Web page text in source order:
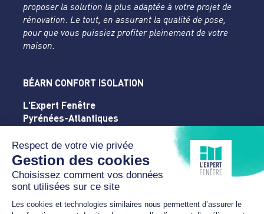
proposer la solution la plus adaptée à votre projet de
rénovation. Le tout, en assurant la qualité de pose,
pour que vous puissiez profiter pleinement de votre
maison.
BÉARN CONFORT ISOLATION
L'Expert Fenêtre
Pyrénées-Atlantiques
22 rue de Coarraze
64000 PAU
05 59 04 81 77